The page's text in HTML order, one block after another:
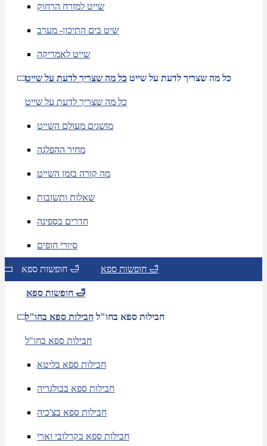
שייט למזרח הרחוק
שיט בים התיכון- מערב
שייט לאמריקה
כל מה שצריך לדעת על שייט כל מה שצריך לדעת על שייט
כל מה שצריך לדעת על שייט
מושגים מעולם השייט
מחיר ההפלגה
מה קורה בזמן השייט
שאלות ותשובות
חדרים בספינה
סיורי חופים
חופשות ספא 🛁 חופשות ספא 🛁
חופשות ספא 🛁
חבילות ספא בחו"ל חבילות ספא בחו"ל
חבילות ספא בחו"ל
חבילות ספא בליטא
חבילות ספא בבולגריה
חבילות ספא בצ'כיה
חבילות ספא בקרלובי וארי